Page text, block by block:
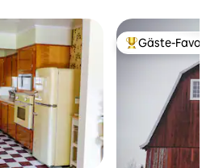
Beliebter Gäste-
Gäste-Favorit